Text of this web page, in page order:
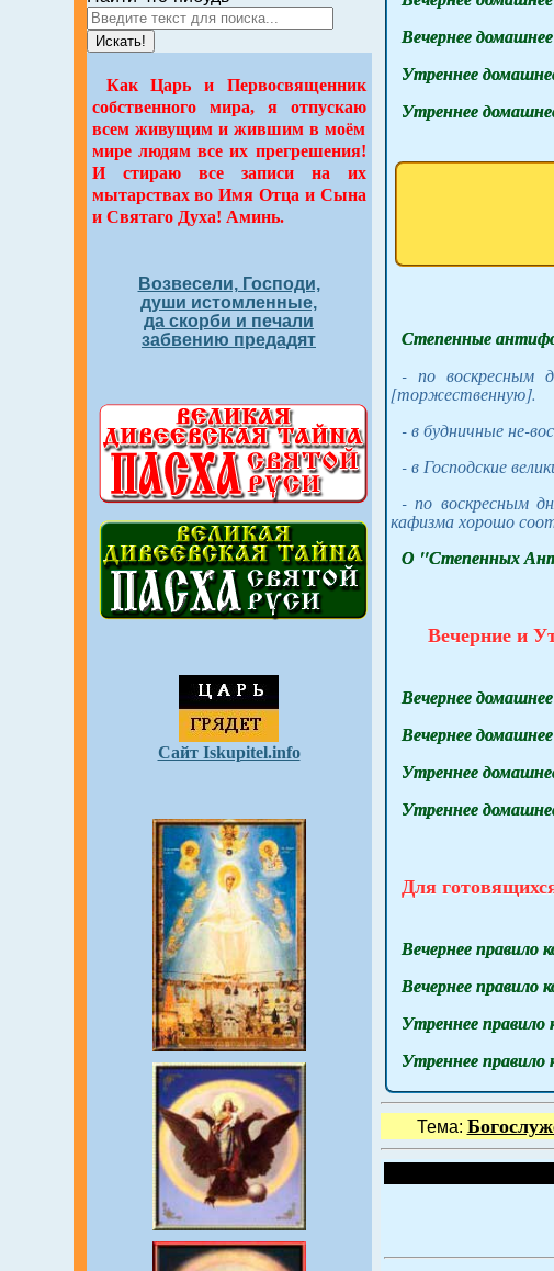
Искать!
Как Царь и Первосвященник
собственного мира, я отпускаю
всем живущим и жившим в моём
мире людям все их прегрешения!
И стираю все записи на их
мытарствах во Имя Отца и Сына
и Святаго Духа! Аминь.
Возвесели, Господи,
души истомленные,
да скорби и печали
забвению предадят
Сайт Iskupitel.info
Вечернее
Утреннее
Утреннее
Степенные
- по воскресным
[торжественную].
- в будничные не-
- в Господские
- по воскресным
кафизма хорошо
О "Степенных
Вечерние и
Вечернее
Вечернее
Утреннее
Утреннее
Для
Вечернее
Вечернее
Утреннее
Утреннее
Тема: